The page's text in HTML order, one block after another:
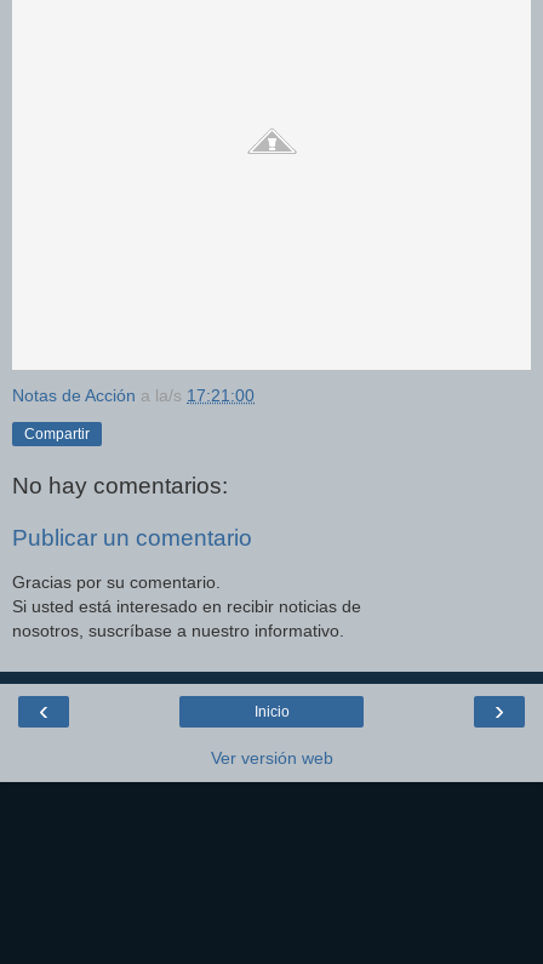
Notas de Acción a la/s 17:21:00
Compartir
No hay comentarios:
Publicar un comentario
Gracias por su comentario.
Si usted está interesado en recibir noticias de
nosotros, suscríbase a nuestro informativo.
‹ ›
Inicio
Ver versión web